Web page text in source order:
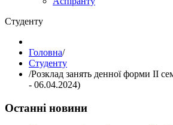
Студенту
Головна/
Студенту
/Розклад занять денної форми ІІ
- 06.04.2024)
Останні новини